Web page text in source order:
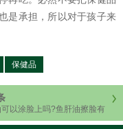
是承担，所以对于孩子来
保健品
以涂脸上吗?鱼肝油擦脸有